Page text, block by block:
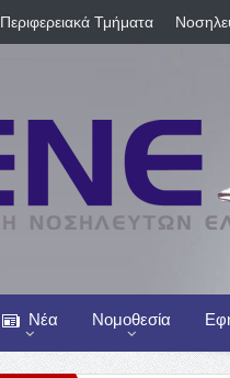
Περιφερειακά Τμήματα
Νέα Νομοθεσία